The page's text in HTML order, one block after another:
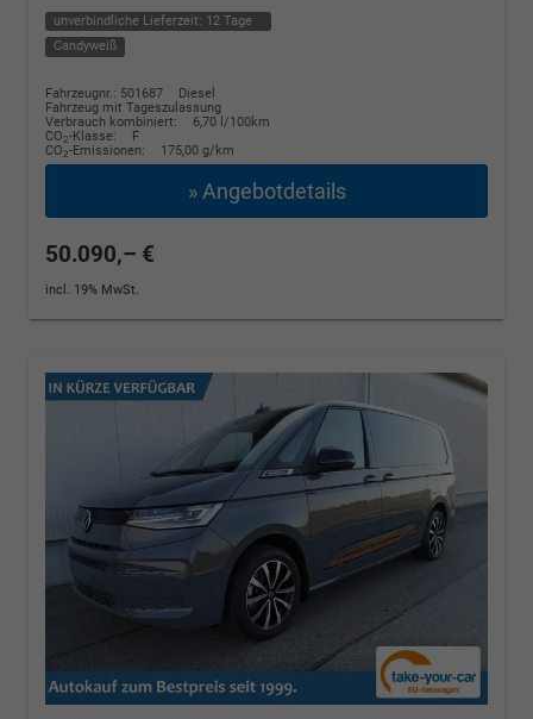
unverbindliche Lieferzeit: 12 Tage
Candyweiß
Fahrzeugnr.: 501687
Diesel
Fahrzeug mit Tageszulassung
Verbrauch kombiniert:
6,70 l/100km
CO2-Klasse:
F
CO2-Emissionen: 175,00 g/km
» Angebotdetails
50.090,– €
incl. 19% MwSt.